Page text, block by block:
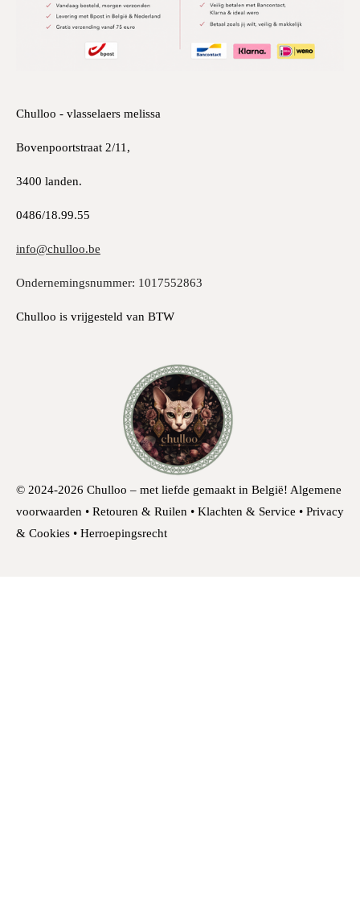
Chulloo - vlasselaers melissa
Bovenpoortstraat 2/11,
3400 landen.
0486/18.99.55
info@chulloo.be
Ondernemingsnummer: 1017552863
Chulloo is vrijgesteld van BTW
© 2024-2026 Chulloo – met liefde gemaakt in België! Algemene
voorwaarden • Retouren & Ruilen • Klachten & Service • Privacy
& Cookies • Herroepingsrecht